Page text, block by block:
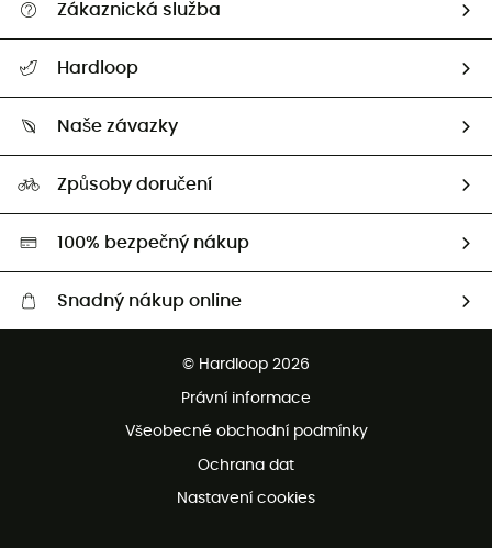
Zákaznická služba
Vrácení zboží a peněz
Hardloop
Naši Ambasadoři
Naše závazky
Second hand
HardGreen
Způsoby doručení
100% bezpečný nákup
Snadný nákup online
Bezplatné vrácení do 100 dnů
Bezplatná zákaznická služba
© Hardloop 2026
Právní informace
Všeobecné obchodní podmínky
Ochrana dat
Nastavení cookies